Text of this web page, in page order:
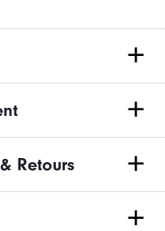
Retours